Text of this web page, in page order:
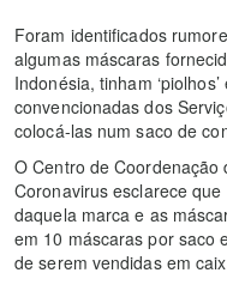
Foram identificados
algumas máscaras
Indonésia, tinham
convencionadas dos
colocá-las num saco de
O Centro de
Coronavirus esclarece
daquela marca e as
em 10 máscaras por saco
de serem vendidas em